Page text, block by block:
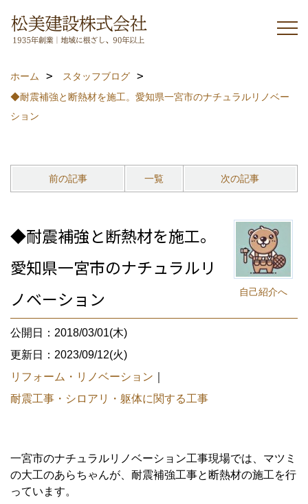
ホーム
スタッフブログ
◆耐震補強と断熱材を施工。愛知県一宮市のナチュラルリノベー
ション
前の記事 一覧 次の記事
自己紹介へ
◆耐震補強と断熱材を施工。
愛知県一宮市のナチュラルリ
ノベーション
公開日：2018/03/01(木)
更新日：2023/09/12(火)
リフォーム・リノベーション
耐震工事・シロアリ・躯体に関する工事
一宮市のナチュラルリノベーション工事現場では、マツミ
の大工のあらちゃんが、耐震補強工事と断熱材の施工を行
っています。